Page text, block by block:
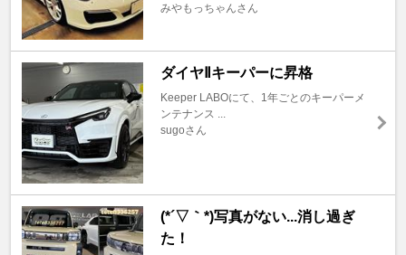
みやもっちゃんさん
ダイヤⅡキーパーに昇格
Keeper LABOにて、1年ごとのキーパーメ
ンテナンス ...
sugoさん
(*´▽｀*)写真がない...消し過ぎ
た！